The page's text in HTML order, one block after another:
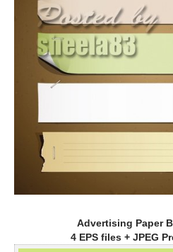
Advertising Paper
4 EPS files + JPEG